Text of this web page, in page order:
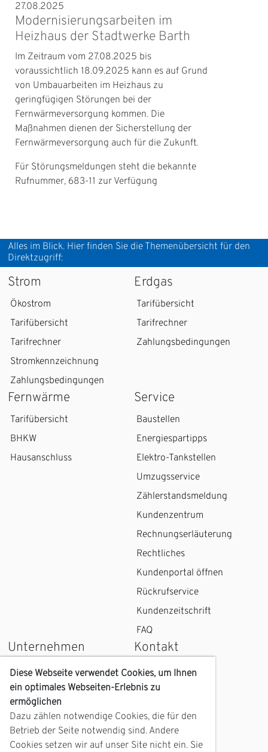
27.08.2025
Modernisierungsarbeiten im
Heizhaus der Stadtwerke Barth
Im Zeitraum vom 27.08.2025 bis
voraussichtlich 18.09.2025 kann es auf Grund
von Umbauarbeiten im Heizhaus zu
geringfügigen Störungen bei der
Fernwärmeversorgung kommen. Die
Maßnahmen dienen der Sicherstellung der
Fernwärmeversorgung auch für die Zukunft.
Für Störungsmeldungen steht die bekannte
Rufnummer, 683-11 zur Verfügung
Alles im Blick. Hier finden Sie die Themenübersicht für den
Direktzugriff:
Strom
Ökostrom
Tarifübersicht
Tarifrechner
Stromkennzeichnung
Zahlungsbedingungen
Erdgas
Tarifübersicht
Tarifrechner
Zahlungsbedingungen
Fernwärme
Tarifübersicht
BHKW
Hausanschluss
Service
Baustellen
Energiespartipps
Elektro-Tankstellen
Umzugsservice
Zählerstandsmeldung
Kundenzentrum
Rechnungserläuterung
Rechtliches
Kundenportal öffnen
Rückrufservice
Kundenzeitschrift
FAQ
Unternehmen
Wir über uns
Karriere
Geschichte
Zukunft
mein Barth
Kontakt
Kontaktformular
Kundenzentrum
Servicetelefon
Diese Webseite verwendet Cookies, um Ihnen
ein optimales Webseiten-Erlebnis zu
ermöglichen
Dazu zählen notwendige Cookies, die für den
Betrieb der Seite notwendig sind. Andere
Cookies setzen wir auf unser Site nicht ein. Sie